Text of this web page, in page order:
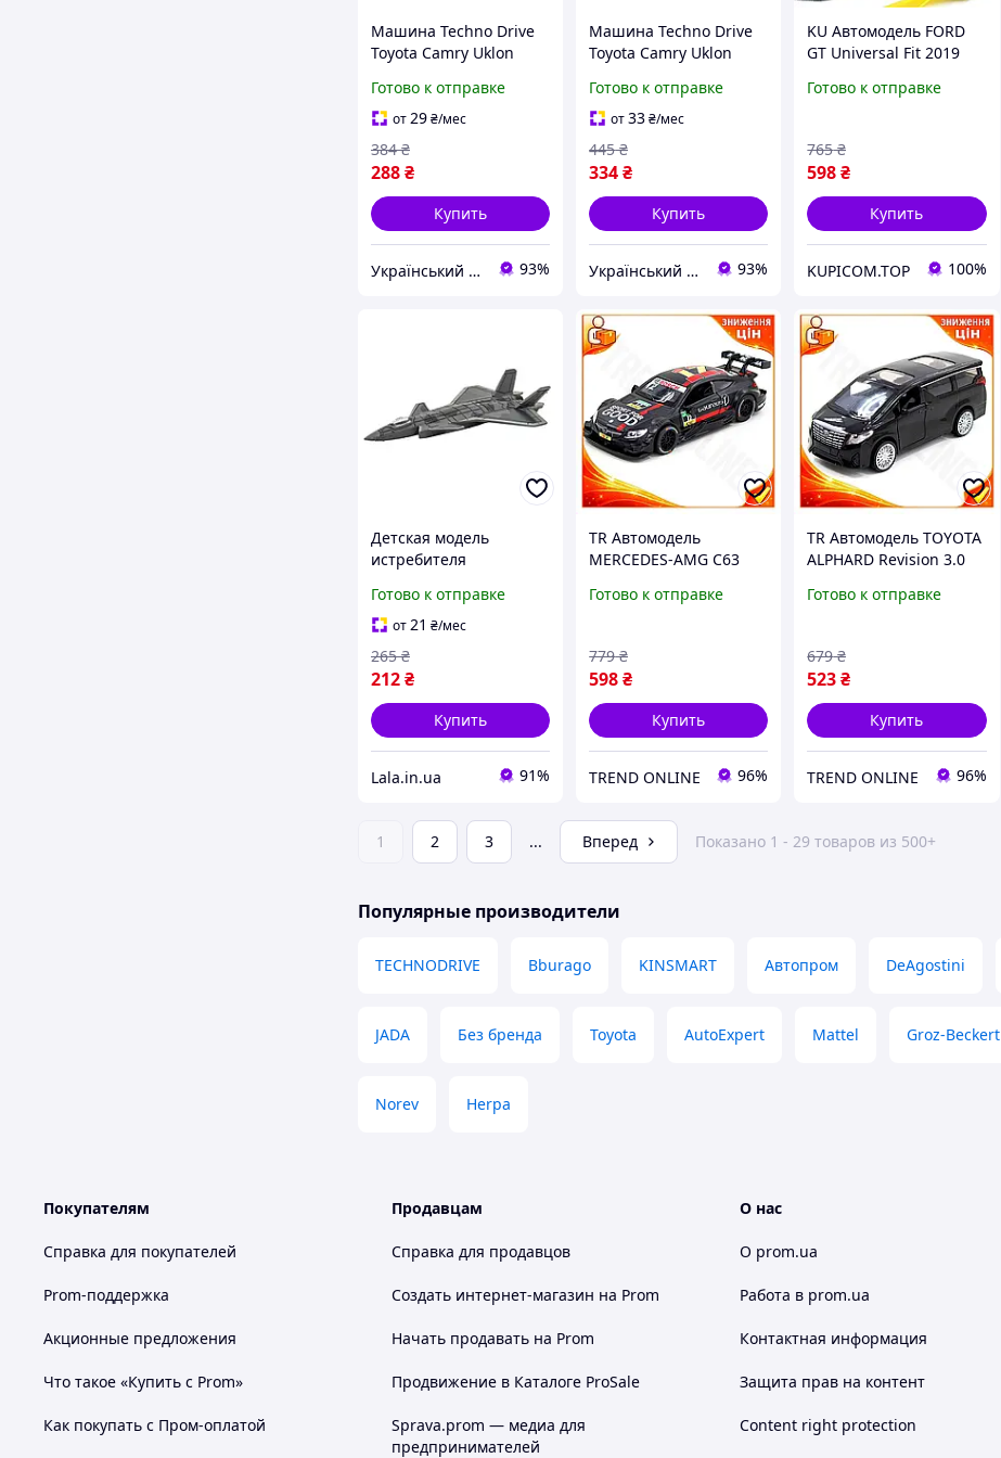
Машина Techno Drive
Toyota Camry Uklon
339-85)
Готово к отправке
от29₴/мес
288₴
384 ₴
Купить
Український Кошик 93%
Машина Techno Drive
Toyota Camry Uklon
339-85)
Готово к отправке
от33₴/мес
334₴
445 ₴
Купить
Український Кошик 93%
KU Автомодель FORD
GT Universal Fit 2019
машинка с
корпусом для дете
Uni2L_K
Готово к отправке
598₴
765 ₴
Купить
KUPICOM.TOP 100%
Детская модель
истребителя
3, масштаб 1:64,
Lala.in.ua
Готово к отправке
от21 ₴/мес
212₴
265 ₴
Купить
Lala.in.ua 91%
TR Автомодель
MERCEDES-AMG C63
черная коллекционная
3 лет игр SpeR-4N
Готово к отправке
598₴
779 ₴
Купить
TREND ONLINE 96%
TR Автомодель TOYOTA
ALPHARD Revision 3.0
коллекционная
3 лет с функцие SpeR-
4N
Готово к отправке
523₴
679 ₴
Купить
TREND ONLINE 96%
1 2 3 ... Вперед Показано 1 - 29 товаров из 500+
Популярные производители
TECHNODRIVE Bburago KINSMART Автопром DeAgostini
JADA Без бренда Toyota AutoExpert Mattel Groz-Beckert
Norev Herpa
Покупателям
Справка для покупателей
Prom-поддержка
Акционные предложения
Что такое «Купить с Prom»
Как покупать с Пром-оплатой
Продавцам
Справка для продавцов
Создать интернет-магазин на Prom
Начать продавать на Prom
Продвижение в Каталоге ProSale
Sprava.prom — медиа для
предпринимателей
О нас
О prom.ua
Работа в prom.ua
Контактная информация
Защита прав на контент
Content right protection